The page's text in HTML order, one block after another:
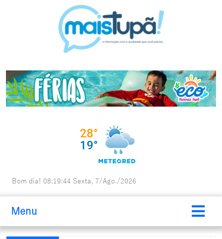
Bom dia! 08:19:45 Sexta, 7/Ago./2026
Menu